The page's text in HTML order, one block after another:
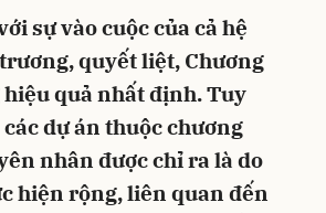
sự vào cuộc của cả hệ
quyết liệt, Chương
quả nhất định. Tuy
dự án thuộc chương
nhân được chỉ ra là do
hiện rộng, liên quan đến